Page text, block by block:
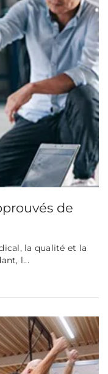
de
la qualité et la
l...